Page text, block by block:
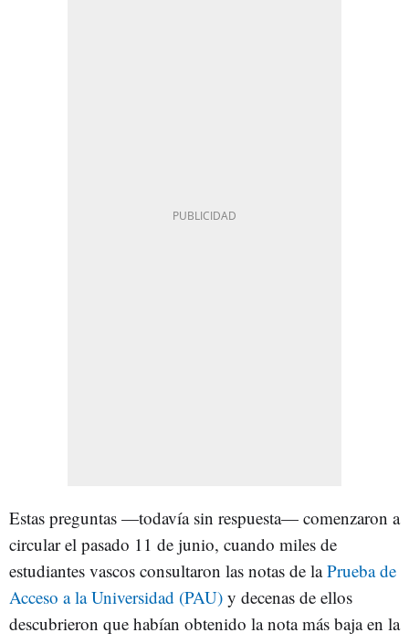
Estas preguntas —todavía sin respuesta— comenzaron a
circular el pasado 11 de junio, cuando miles de
estudiantes vascos consultaron las notas de laPrueba de
Acceso a la Universidad (PAU) y decenas de ellos
descubrieron que habían obtenido la nota más baja en la